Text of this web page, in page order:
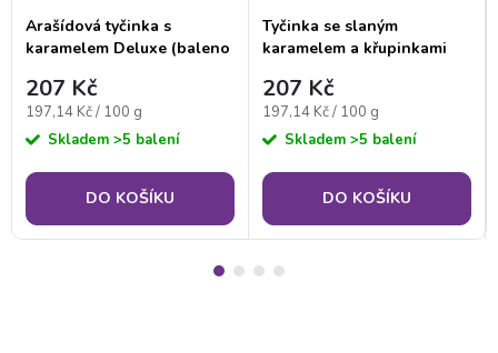
Arašídová tyčinka s
karamelem Deluxe (baleno
207 Kč
Měrná
cena:
197,14 Kč / 100 g
Skladem >5 balení
DO KOŠÍKU
Tyčinka se slaným
karamelem a křupinkami
porcích)
207 Kč
Měrná
cena:
197,14 Kč / 100 g
Skladem >5 balení
DO KOŠÍKU